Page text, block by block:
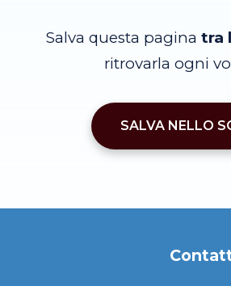
Salva questa pagina tra
ritrovarla ogni
SALVA NELLO